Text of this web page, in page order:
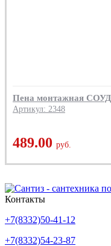
Пена монтажная
Артикул: 2348
489.00 руб.
Контакты
+7(8332)50-41-12
+7(8332)54-23-87